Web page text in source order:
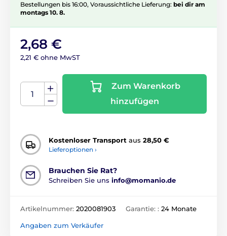
Bestellungen bis 16:00, Voraussichtliche Lieferung: bei dir am
montags 10. 8.
2,68 €
2,21 € ohne MwST
Zum Warenkorb
hinzufügen
Kostenloser Transport aus 28,50 €
Lieferoptionen ›
Brauchen Sie Rat?
Schreiben Sie uns info@momanio.de
Artikelnummer: 2020081903 Garantie: : 24 Monate
Angaben zum Verkäufer